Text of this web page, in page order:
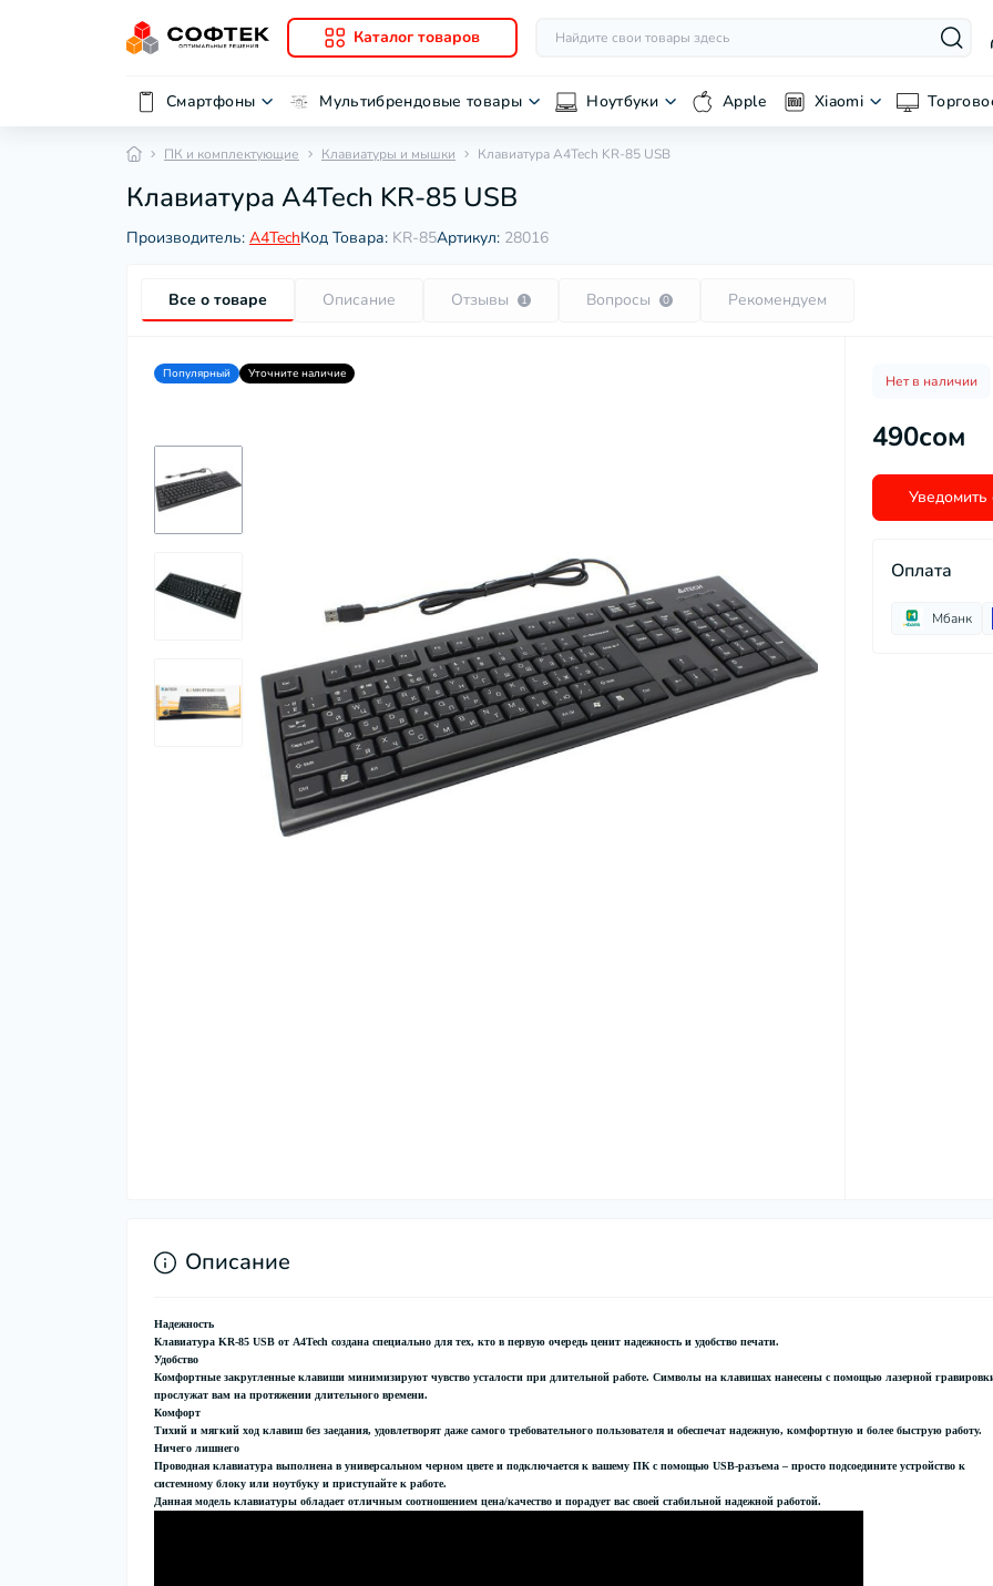
Каталог товаров
Смартфоны Мультибрендовые товары Ноутбуки Apple Xiaomi
ПК и комплектующие Клавиатуры и мышки Клавиатура A4Tech KR-85 USB
Клавиатура A4Tech KR-85 USB
Производитель: A4TechКод Товара: KR-85Артикул: 28016
Все о товаре Описание Отзывы 1 Вопросы 0 Рекомендуем
Популярный Уточните наличие Нет в наличии
490сом
Уведомить
Оплата
Мбанк
Описание
Надежность
Клавиатура KR-85 USB от A4Tech создана специально для тех, кто в первую очередь ценит надежность и удобство печати.
Удобство
Комфортные закругленные клавиши минимизируют чувство усталости при длительной работе. Символы на клавишах нанесены с помощью лазерной
прослужат вам на протяжении длительного времени.
Комфорт
Тихий и мягкий ход клавиш без заедания, удовлетворят даже самого требовательного пользователя и обеспечат надежную, комфортную и более быструю работу.
Ничего лишнего
Проводная клавиатура выполнена в универсальном черном цвете и подключается к вашему ПК с помощью USB-разъема – просто подсоедините устройство к
системному блоку или ноутбуку и приступайте к работе.
Данная модель клавиатуры обладает отличным соотношением цена/качество и порадует вас своей стабильной надежной работой.